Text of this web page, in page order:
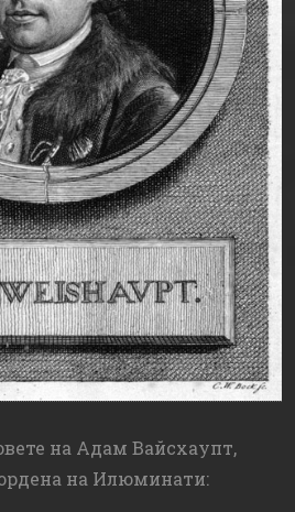
на Адам Вайсхаупт,
на Илюминати: